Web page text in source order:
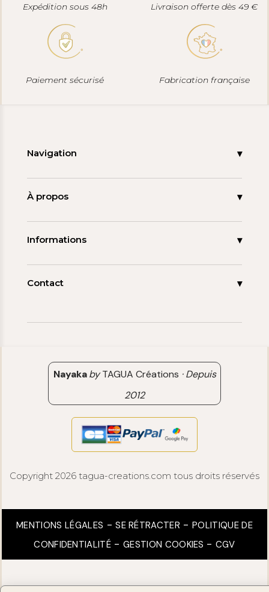
Expédition sous 48h Livraison offerte dès 49 €
Paiement sécurisé Fabrication française
Navigation
Accueil
À propos
La tagua
Informations
Mon compte
Contact
Nayaka byTAGUA Créations ·Depuis
2012
Copyright 2026 tagua-creations.com tous droits réservés
MENTIONS LÉGALES SE RÉTRACTER
POLITIQUE DE
CONFIDENTIALITÉ
GESTION COOKIES CGV